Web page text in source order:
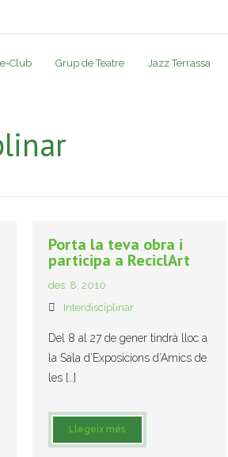
Club Grup de Teatre Jazz Terrassa
Porta la teva obra i
participa a ReciclArt
des. 8, 2010
Interdisciplinar
Del 8 al 27 de gener tindrà lloc a
la Sala d’Exposicions d’Amics de
les […]
Llegeix més